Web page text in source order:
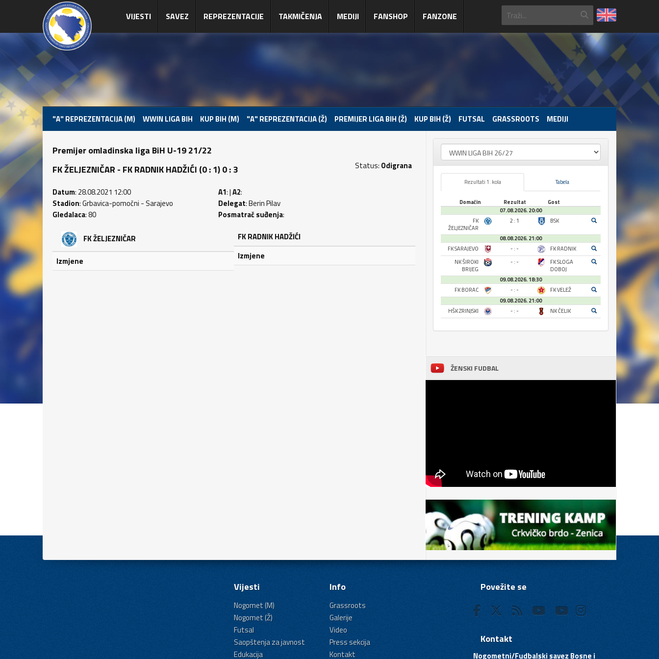
VIJESTI SAVEZ REPREZENTACIJE TAKMIČENJA MEDIJI FANSHOP FANZONE
"A" REPREZENTACIJA (M) WWIN LIGA BIH KUP BIH (M) "A" REPREZENTACIJA (Ž) PREMIJER LIGA BIH (Ž) KUP BIH (Ž) FUTSAL GRASSROOTS MEDIJI
Premijer omladinska liga BiH U-19 21/22
FK ŽELJEZNIČAR - FK RADNIK HADŽIĆI (0 : 1) 0 : 3
Status: Odigrana
Datum: 28.08.2021 12:00
Stadion: Grbavica-pomočni - Sarajevo
Gledalaca: 80
A1: |A2:
Delegat: Berin Pilav
Posmatrač suđenja:
FK ŽELJEZNIČAR
Izmjene
FK RADNIK HADŽIĆI
Izmjene
Rezultati 1. kola Tabela
Domaćin Rezultat
Gost
07.08.2026. 20:00
FK
ŽELJEZNIČAR
2 : 1 BSK
08.08.2026. 21:00
FK SARAJEVO
- : -
FK RADNIK
NK ŠIROKI
BRIJEG
- : -
FK SLOGA
DOBOJ
09.08.2026. 18:30
FK BORAC
- : -
FK VELEŽ
09.08.2026. 21:00
HŠK ZRINJSKI
- : - NK ČELIK
ŽENSKI FUDBAL
Vijesti
Nogomet (M)
Nogomet (Ž)
Futsal
Saopštenja za javnost
Edukacija
Info
Grassroots
Galerije
Video
Press sekcija
Kontakt
Povežite se
Kontakt
Nogometni/Fudbalski savez Bosne i